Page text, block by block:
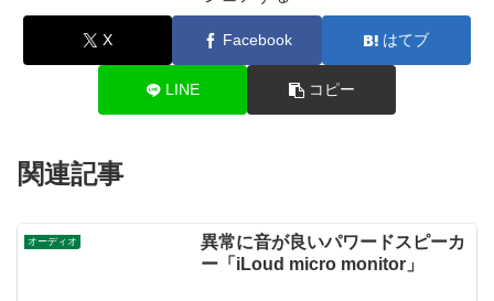
X Facebook はてブ
LINE コピー
関連記事
オーディオ
異常に音が良いパワードスピーカ
ー「iLoud micro monitor」